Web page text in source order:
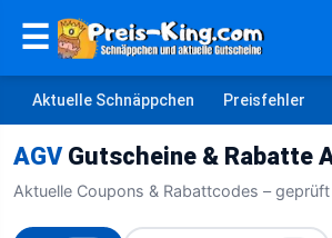
☰
Aktuelle Schnäppchen Preisfehler
AGVGutscheine & Rabatte
Aktuelle Coupons & Rabattcodes –